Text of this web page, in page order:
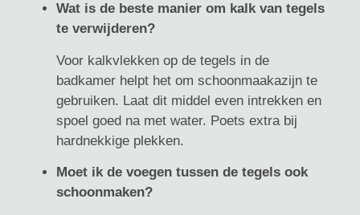
Wat is de beste manier om kalk van tegels
te verwijderen?
Voor kalkvlekken op de tegels in de
badkamer helpt het om schoonmaakazijn te
gebruiken. Laat dit middel even intrekken en
spoel goed na met water. Poets extra bij
hardnekkige plekken.
Moet ik de voegen tussen de tegels ook
schoonmaken?